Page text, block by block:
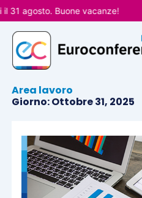
Vai
al
contenuto
agosto. Buone vacanze!
Area lavoro
Giorno: Ottobre 31, 2025